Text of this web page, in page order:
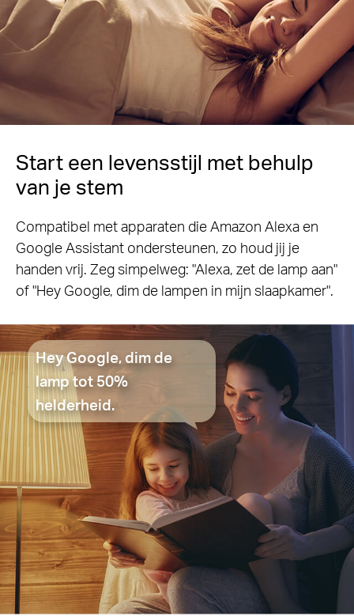
Hey Google, dim de
lamp tot 50%
helderheid.
Start een levensstijl met behulp
van je stem
Compatibel met apparaten die Amazon Alexa en
Google Assistant ondersteunen, zo houd jij je
handen vrij. Zeg simpelweg: "Alexa, zet de lamp aan"
of "Hey Google, dim de lampen in mijn slaapkamer".